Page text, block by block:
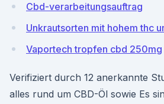
Cbd-verarbeitungsauftrag
Unkrautsorten mit hohem thc
Vaportech tropfen cbd 250mg
Verifiziert durch 12 anerkannte
alles rund um CBD-Öl sowie Es